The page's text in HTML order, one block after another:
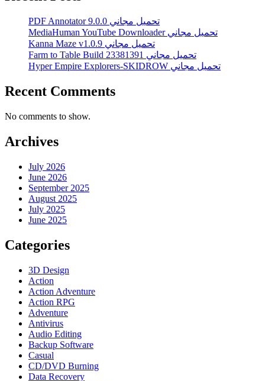
PDF Annotator 9.0.0 تحميل مجاني
MediaHuman YouTube Downloader تحميل مجاني
Kanna Maze v1.0.9 تحميل مجاني
Farm to Table Build 23381391 تحميل مجاني
Hyper Empire Explorers-SKIDROW تحميل مجاني
Recent Comments
No comments to show.
Archives
July 2026
June 2026
September 2025
August 2025
July 2025
June 2025
Categories
3D Design
Action
Action Adventure
Action RPG
Adventure
Antivirus
Audio Editing
Backup Software
Casual
CD/DVD Burning
Data Recovery